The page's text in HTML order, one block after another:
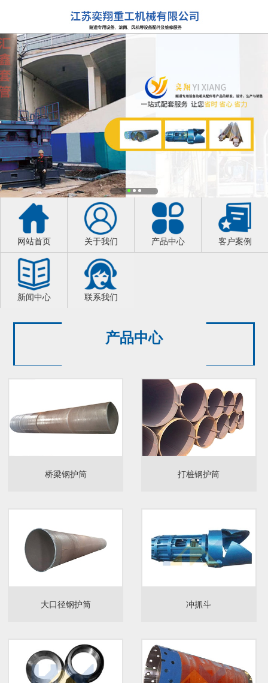
网站首页 关于我们 产品中心 客户案例
新闻中心 联系我们
产品中心
桥梁钢护筒 打桩钢护筒
大口径钢护筒 冲抓斗